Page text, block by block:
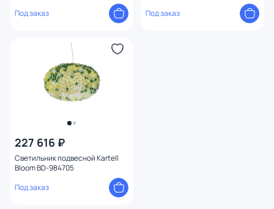
Под заказ
Под заказ
227 616 ₽
Светильник подвесной Kartell
Bloom BD-984705
Под заказ